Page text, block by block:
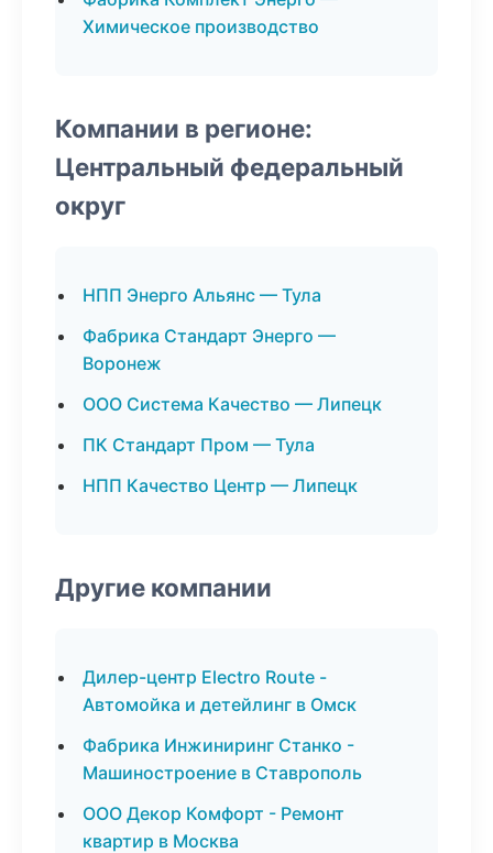
Химическое производство
Компании в регионе:
Центральный федеральный
округ
НПП Энерго Альянс — Тула
Фабрика Стандарт Энерго —
Воронеж
ООО Система Качество — Липецк
ПК Стандарт Пром — Тула
НПП Качество Центр — Липецк
Другие компании
Дилер-центр Electro Route -
Автомойка и детейлинг в Омск
Фабрика Инжиниринг Станко -
Машиностроение в Ставрополь
ООО Декор Комфорт - Ремонт
квартир в Москва